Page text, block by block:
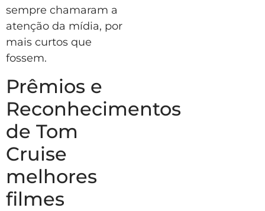
sempre chamaram a
atenção da mídia, por
mais curtos que
fossem.
Prêmios e
Reconhecimentos
de Tom
Cruise
melhores
filmes